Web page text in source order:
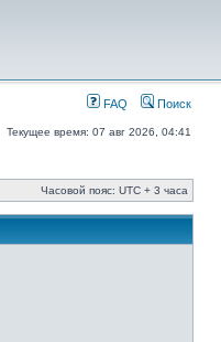
FAQ Поиск
Текущее время: 07 авг 2026, 04:41
Часовой пояс: UTC + 3 часа